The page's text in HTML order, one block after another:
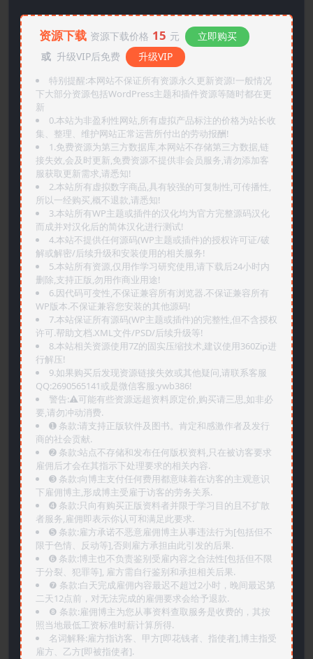
资源下载 资源下载价格 15 元
立即购买
或 升级VIP后免费 升级VIP
特别提醒:本网站不保证所有资源永久更新资源!一般情况
下大部分资源包括WordPress主题和插件资源等随时都在更
新
0.本站为非盈利性网站,所有虚拟产品标注的价格为站长收
集、整理、维护网站正常运营所付出的劳动报酬!
1.免费资源为第三方数据库,本网站不存储第三方数据,链
接失效,会及时更新,免费资源不提供非会员服务,请勿添加客
服获取更新需求,请悉知!
2.本站所有虚拟数字商品,具有较强的可复制性,可传播性,
所以一经购买,概不退款,请悉知!
3.本站所有WP主题或插件的汉化均为官方完整源码汉化
而成并对汉化后的简体汉化进行测试!
4.本站不提供任何源码(WP主题或插件)的授权许可证/破
解或解密/后续升级和安装使用的相关服务!
5.本站所有资源,仅用作学习研究使用,请下载后24小时内
删除,支持正版,勿用作商业用途!
6.因代码可变性,不保证兼容所有浏览器.不保证兼容所有
WP版本.不保证兼容您安装的其他源码!
7.本站保证所有源码(WP主题或插件)的完整性,但不含授权
许可.帮助文档.XML文件/PSD/后续升级等!
8.本站相关资源使用7Z的固实压缩技术,建议使用360Zip进
行解压!
9.如果购买后发现资源链接失效或其他疑问,请联系客服
QQ:2690565141或是微信客服:ywb386!
警告:⚠️可能有些资源远超资料原定价,购买请三思,如非必
要,请勿冲动消费.
➊️ 条款:请支持正版软件及图书。肯定和感激作者及发行
商的社会贡献.
➋️ 条款:站点不存储和发布任何版权资料,只在被访客要求
雇佣后才会在其指示下处理要求的相关内容.
➌️ 条款:向博主支付任何费用都意味着在访客的主观意识
下雇佣博主,形成博主受雇于访客的劳务关系.
➍️ 条款:只向有购买正版资料者并限于学习目的且不扩散
者服务,雇佣即表示你认可和满足此要求.
➎ 条款:雇方承诺不恶意雇佣博主从事违法行为[包括但不
限于色情、反动等],否则雇方承担由此引发的后果.
➏️ 条款:博主也不负责鉴别受雇内容之合法性[包括但不限
于分裂、犯罪等], 雇方需自行鉴别和承担相关后果.
❼ 条款:白天完成雇佣内容最迟不超过2小时，晚间最迟第
二天12点前，对无法完成的雇佣要求会给予退款.
❽ 条款:雇佣博主为您从事资料查取服务是收费的，其按
照当地最低工资标准时薪计算所得.
名词解释:雇方指访客、甲方[即花钱者、指使者],博主指受
雇方、乙方[即被指使者].